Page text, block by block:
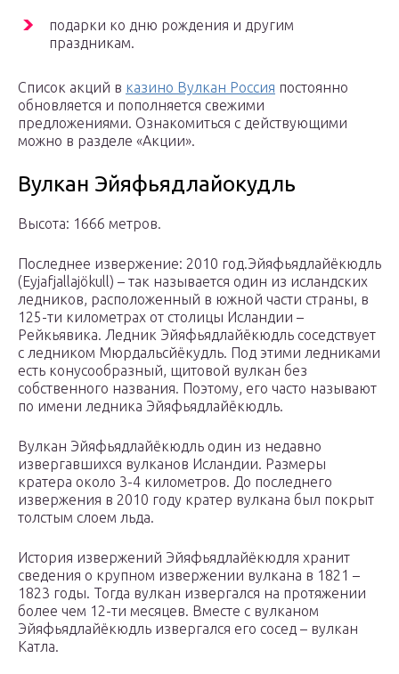
подарки ко дню рождения и другим
праздникам.
Список акций в казино Вулкан Россия постоянно
обновляется и пополняется свежими
предложениями. Ознакомиться с действующими
можно в разделе «Акции».
Вулкан Эйяфьядлайокудль
Высота: 1666 метров.
Последнее извержение: 2010 год.Эйяфьядлайёкюдль
(Eyjafjallajökull) – так называется один из исландских
ледников, расположенный в южной части страны, в
125-ти километрах от столицы Исландии –
Рейкьявика. Ледник Эйяфьядлайёкюдль соседствует
с ледником Мюрдальсйёкудль. Под этими ледниками
есть конусообразный, щитовой вулкан без
собственного названия. Поэтому, его часто называют
по имени ледника Эйяфьядлайёкюдль.
Вулкан Эйяфьядлайёкюдль один из недавно
извергавшихся вулканов Исландии. Размеры
кратера около 3-4 километров. До последнего
извержения в 2010 году кратер вулкана был покрыт
толстым слоем льда.
История извержений Эйяфьядлайёкюдля хранит
сведения о крупном извержении вулкана в 1821 –
1823 годы. Тогда вулкан извергался на протяжении
более чем 12-ти месяцев. Вместе с вулканом
Эйяфьядлайёкюдль извергался его сосед – вулкан
Катла.